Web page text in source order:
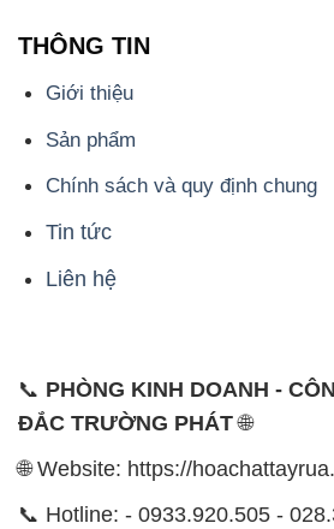
THÔNG TIN
Giới thiệu
Sản phẩm
Chính sách và quy định chung
Tin tức
Liên hệ
📞 PHÒNG KINH DOANH -
ĐẮC TRƯỜNG PHÁT🌐
🌐 Website: https://
📞 Hotline: - 0933.920.505 -